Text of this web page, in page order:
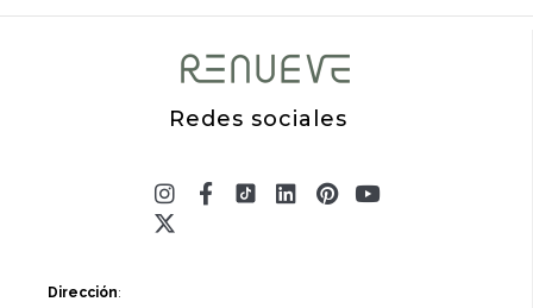
Redes sociales
Instagram
Facebook-
f
Linkedin
Pinterest
Youtube
X-
twitter
Dirección: